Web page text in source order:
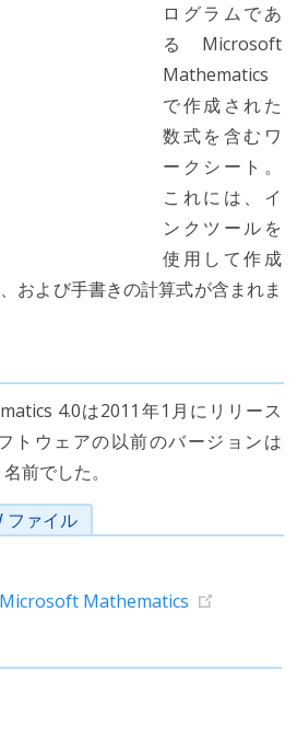
ログラムであ
るMicrosoft
Mathematics
で作成された
数式を含むワ
ークシート。
これには、イ
ンクツールを
使用して作成
および手書きの計算式が含まれま
4.0は2011年1月にリリース
トウェアの以前のバージョンは
前でした。
ファイル
Microsoft Mathematics